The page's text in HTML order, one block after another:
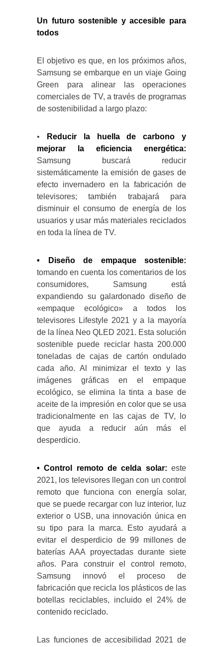
Un futuro sostenible y accesible para
todos
El objetivo es que, en los próximos años,
Samsung se embarque en un viaje Going
Green para alinear las operaciones
comerciales de TV, a través de programas
de sostenibilidad a largo plazo:
• Reducir la huella de carbono y
mejorar la eficiencia energética:
Samsung buscará reducir
sistemáticamente la emisión de gases de
efecto invernadero en la fabricación de
televisores; también trabajará para
disminuir el consumo de energía de los
usuarios y usar más materiales reciclados
en toda la línea de TV.
• Diseño de empaque sostenible:
tomando en cuenta los comentarios de los
consumidores, Samsung está
expandiendo su galardonado diseño de
«empaque ecológico» a todos los
televisores Lifestyle 2021 y a la mayoría
de la línea Neo QLED 2021. Esta solución
sostenible puede reciclar hasta 200.000
toneladas de cajas de cartón ondulado
cada año. Al minimizar el texto y las
imágenes gráficas en el empaque
ecológico, se elimina la tinta a base de
aceite de la impresión en color que se usa
tradicionalmente en las cajas de TV, lo
que ayuda a reducir aún más el
desperdicio.
• Control remoto de celda solar: este
2021, los televisores llegan con un control
remoto que funciona con energía solar,
que se puede recargar con luz interior, luz
exterior o USB, una innovación única en
su tipo para la marca. Esto ayudará a
evitar el desperdicio de 99 millones de
baterías AAA proyectadas durante siete
años. Para construir el control remoto,
Samsung innovó el proceso de
fabricación que recicla los plásticos de las
botellas reciclables, incluido el 24% de
contenido reciclado.
Las funciones de accesibilidad 2021 de